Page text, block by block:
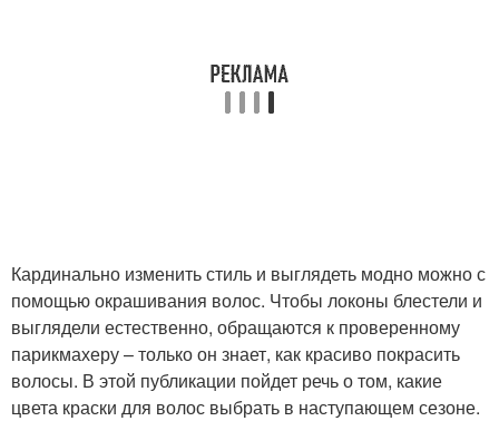
Кардинально изменить стиль и выглядеть модно можно с
помощью окрашивания волос. Чтобы локоны блестели и
выглядели естественно, обращаются к проверенному
парикмахеру – только он знает, как красиво покрасить
волосы. В этой публикации пойдет речь о том, какие
цвета краски для волос выбрать в наступающем сезоне.